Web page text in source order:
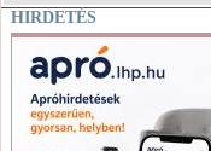
HIRDETÉS